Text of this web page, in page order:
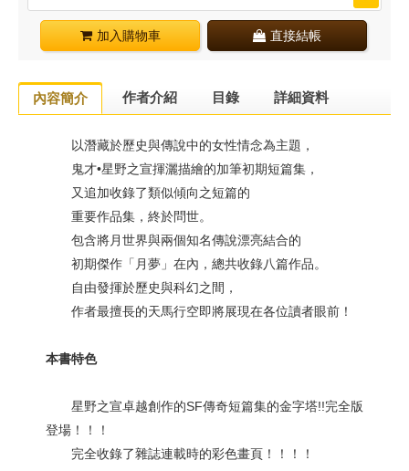
加入購物車 直接結帳
內容簡介 作者介紹 目錄 詳細資料
以潛藏於歷史與傳說中的女性情念為主題，
鬼才•星野之宣揮灑描繪的加筆初期短篇集，
又追加收錄了類似傾向之短篇的
重要作品集，終於問世。
包含將月世界與兩個知名傳說漂亮結合的
初期傑作「月夢」在內，總共收錄八篇作品。
自由發揮於歷史與科幻之間，
作者最擅長的天馬行空即將展現在各位讀者眼前！
本書特色
星野之宣卓越創作的SF傳奇短篇集的金字塔!!完全版
登場！！！
完全收錄了雜誌連載時的彩色畫頁！！！！